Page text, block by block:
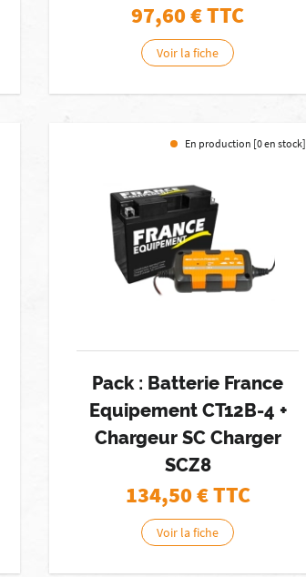
97,60€ TTC
Voir la fiche
En production [0 en stock]
Pack : Batterie France
Equipement CT12B-4 +
Chargeur SC Charger
SCZ8
134,50€ TTC
Voir la fiche